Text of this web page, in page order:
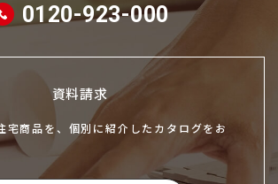
0120-923-000
資料請求
宅商品を、個別に紹介したカタログをお